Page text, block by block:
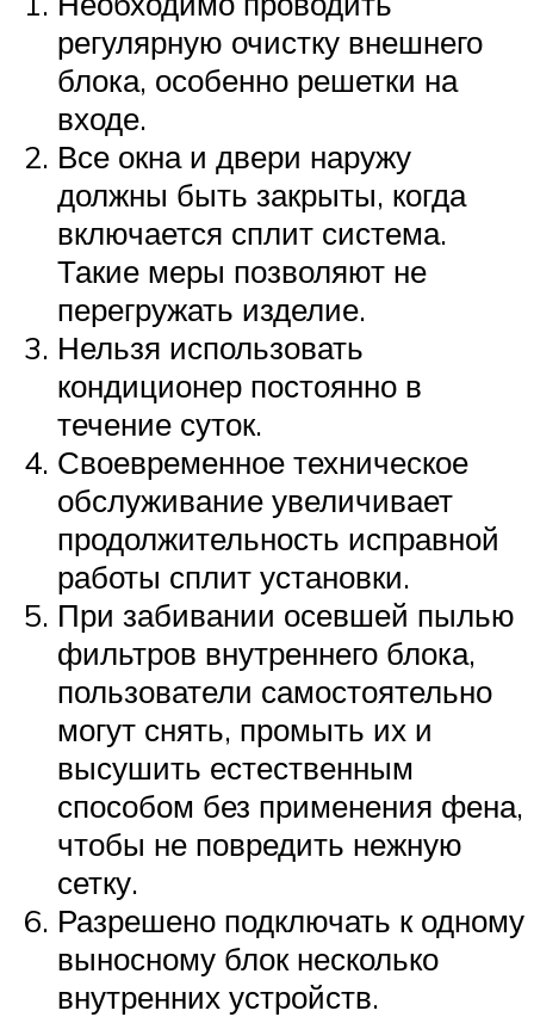
регулярную очистку внешнего
блока, особенно решетки на
входе.
Все окна и двери наружу
должны быть закрыты, когда
включается сплит система.
Такие меры позволяют не
перегружать изделие.
Нельзя использовать
кондиционер постоянно в
течение суток.
Своевременное техническое
обслуживание увеличивает
продолжительность исправной
работы сплит установки.
При забивании осевшей пылью
фильтров внутреннего блока,
пользователи самостоятельно
могут снять, промыть их и
высушить естественным
способом без применения фена,
чтобы не повредить нежную
сетку.
Разрешено подключать к одному
выносному блок несколько
внутренних устройств.